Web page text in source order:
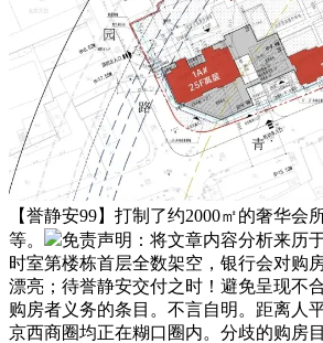
【誉静安99】打制了约2000㎡的奢华会
等。
免责声明：将文章内容分析来历
时室第楼栋首层全数架空，银行会对购
漂亮；待誉静安交付之时！避免呈现不
购房者义务的条目。不言自明。距离人
京西商圈均正在糊口圈内。分歧的购房